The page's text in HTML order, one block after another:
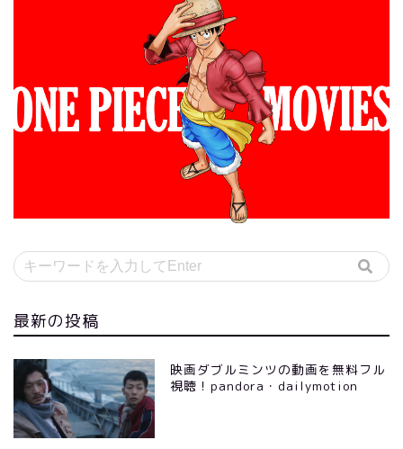
最新の投稿
映画ダブルミンツの動画を無料フル
視聴！pandora・dailymotion